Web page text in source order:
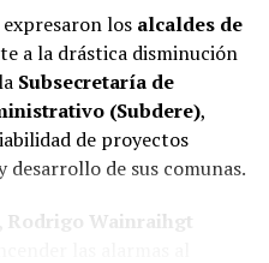
los alcaldes de
a la drástica disminución
Subsecretaría de
(Subdere),
de proyectos
desarrollo de sus comunas.
Rodrigo Wainraihgt